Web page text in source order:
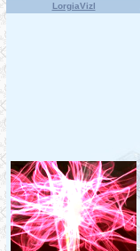
LorgiaVizl